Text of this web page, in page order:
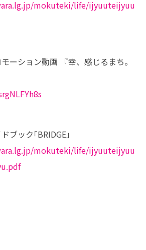
mokuteki/life/ijyuuteijyuu
ーション動画 『幸、感じるまち。
mokuteki/life/ijyuuteijyuu